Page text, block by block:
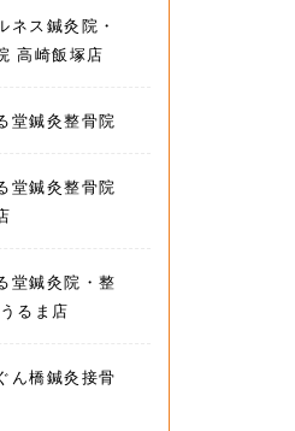
ネス鍼灸院・
高崎飯塚店
堂鍼灸整骨院
堂鍼灸整骨院
堂鍼灸院・整
るま店
ん橋鍼灸接骨